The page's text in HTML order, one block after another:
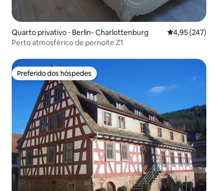
Quarto privativo ⋅ Berlin- Charlottenburg 4,95 de uma
4,95 (247)
Perto atmosférico de pernoite Z1
Preferido dos hóspedes
Preferido dos hóspedes